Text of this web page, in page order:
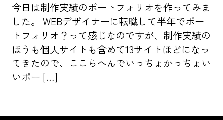
今日は制作実績のポートフォリオを作ってみま
した。 WEBデザイナーに転職して半年でポー
トフォリオ？って感じなのですが、制作実績の
ほうも個人サイトも含めて13サイトほどになっ
てきたので、ここらへんでいっちょかっちょい
いポー […]